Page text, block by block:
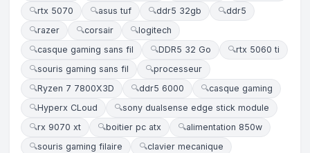
🔍rtx 5070 🔍asus tuf 🔍ddr5 32gb 🔍ddr5
🔍razer 🔍corsair 🔍logitech
🔍casque gaming sans fil 🔍DDR5 32 Go 🔍rtx 5060 ti
🔍souris gaming sans fil 🔍processeur
🔍Ryzen 7 7800X3D 🔍ddr5 6000 🔍casque gaming
🔍Hyperx CLoud 🔍sony dualsense edge stick module
🔍rx 9070 xt 🔍boitier pc atx 🔍alimentation 850w
🔍souris gaming filaire 🔍clavier mecanique